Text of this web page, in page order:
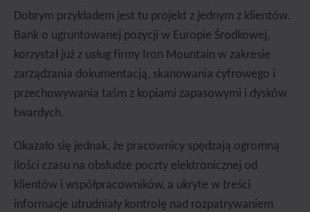
Dobrym przykładem jest tu projekt z jednym z klientów.
Bank o ugruntowanej pozycji w Europie Środkowej,
korzystał już z usług firmy Iron Mountain w zakresie
zarządzania dokumentacją, skanowania cyfrowego i
przechowywania taśm z kopiami zapasowymi i dysków
twardych.
Okazało się jednak, że pracownicy spędzają ogromną
ilości czasu na obsłudze poczty elektronicznej od
klientów i współpracowników, a ukryte w treści
informacje utrudniały kontrolę nad rozpatrywaniem